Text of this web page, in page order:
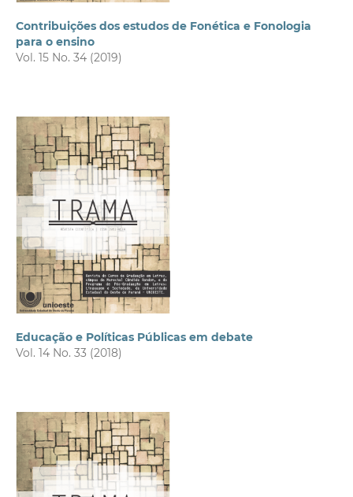
Contribuições dos estudos de Fonética e Fonologia
para o ensino
Vol. 15 No. 34 (2019)
Educação e Políticas Públicas em debate
Vol. 14 No. 33 (2018)